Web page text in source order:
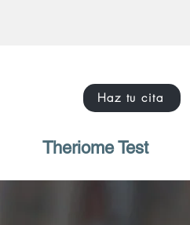
Haz tu cita
Theriome Test